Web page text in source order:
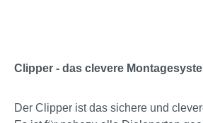
Clipper - das clevere
Der Clipper ist das sichere und